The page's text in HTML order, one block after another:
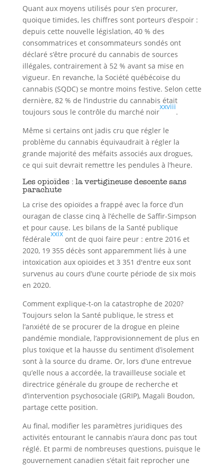
Quant aux moyens utilisés pour s’en procurer,
quoique timides, les chiffres sont porteurs d’espoir :
depuis cette nouvelle législation, 40 % des
consommatrices et consommateurs sondés ont
déclaré s’être procuré du cannabis de sources
illégales, contrairement à 52 % avant sa mise en
vigueur. En revanche, la Société québécoise du
cannabis (SQDC) se montre moins festive. Selon cette
dernière, 82 % de l’industrie du cannabis était
toujours sous le contrôle du marché noir
xxviii
.
Même si certains ont jadis cru que régler le
problème du cannabis équivaudrait à régler la
grande majorité des méfaits associés aux drogues,
ce qui suit devrait remettre les pendules à l’heure.
Les opioïdes : la vertigineuse descente sans
parachute
La crise des opioïdes a frappé avec la force d’un
ouragan de classe cinq à l’échelle de Saffir-Simpson
et pour cause. Les bilans de la Santé publique
fédérale
xxix
ont de quoi faire peur : entre 2016 et
2020, 19 355 décès sont apparemment liés à une
intoxication aux opioïdes et 3 351 d'entre eux sont
survenus au cours d’une courte période de six mois
en 2020.
Comment explique-t-on la catastrophe de 2020?
Toujours selon la Santé publique, le stress et
l’anxiété de se procurer de la drogue en pleine
pandémie mondiale, l’approvisionnement de plus en
plus toxique et la hausse du sentiment d’isolement
sont à la source du drame. Or, lors d’une entrevue
qu’elle nous a accordée, la travailleuse sociale et
directrice générale du groupe de recherche et
d’intervention psychosociale (GRIP), Magali Boudon,
partage cette position.
Au final, modifier les paramètres juridiques des
activités entourant le cannabis n’aura donc pas tout
réglé. Et parmi de nombreuses questions, puisque le
gouvernement canadien s’était fait reprocher une